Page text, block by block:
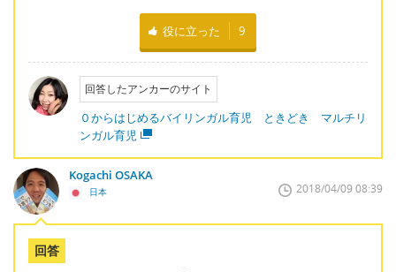
役に立った 9
回答したアンカーのサイト
０からはじめるバイリンガル育児 ときどき マルチリ
ンガル育児
Kogachi OSAKA
日本 2018/04/09 08:39
回答